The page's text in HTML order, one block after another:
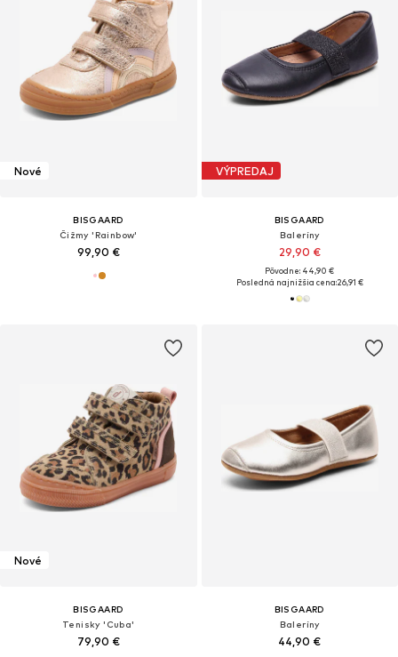
Nové
BISGAARD
Čižmy 'Rainbow'
99,90 €
VÝPREDAJ
BISGAARD
Baleríny
29,90 €
Pôvodne: 44,90 €
Posledná najnižšia cena:26,91 €
Nové
BISGAARD
Tenisky 'Cuba'
79,90 €
BISGAARD
Baleríny
44,90 €